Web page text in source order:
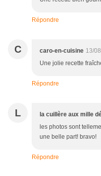
Répondre
C caro-en-cuisine 13/
Une jolie recette
Répondre
L la cuillère aux mille
les photos sont
une belle part! bravo!
Répondre